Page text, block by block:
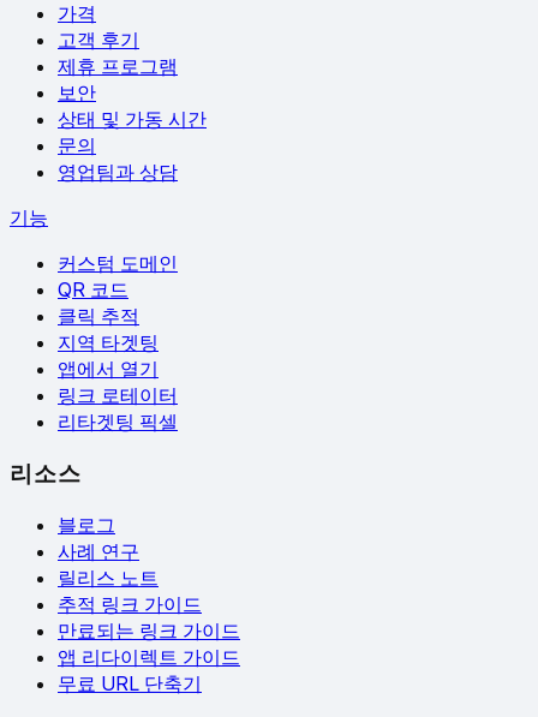
가격
고객 후기
제휴 프로그램
보안
상태 및 가동 시간
문의
영업팀과 상담
기능
커스텀 도메인
QR 코드
클릭 추적
지역 타겟팅
앱에서 열기
링크 로테이터
리타겟팅 픽셀
리소스
블로그
사례 연구
릴리스 노트
추적 링크 가이드
만료되는 링크 가이드
앱 리다이렉트 가이드
무료 URL 단축기